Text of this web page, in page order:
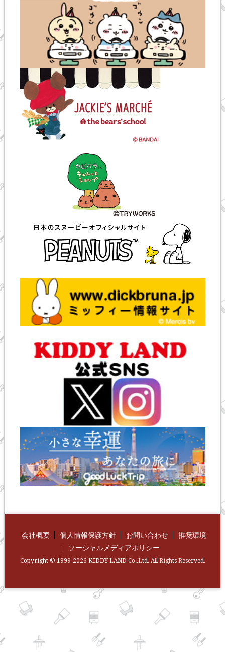
会社概要 個人情報保護方針 お問い合わせ
推奨環境
ソーシャルメディアポリシー
Copyright © 1999-2026 KIDDY LAND Co.,Ltd. All Rights Reserved.